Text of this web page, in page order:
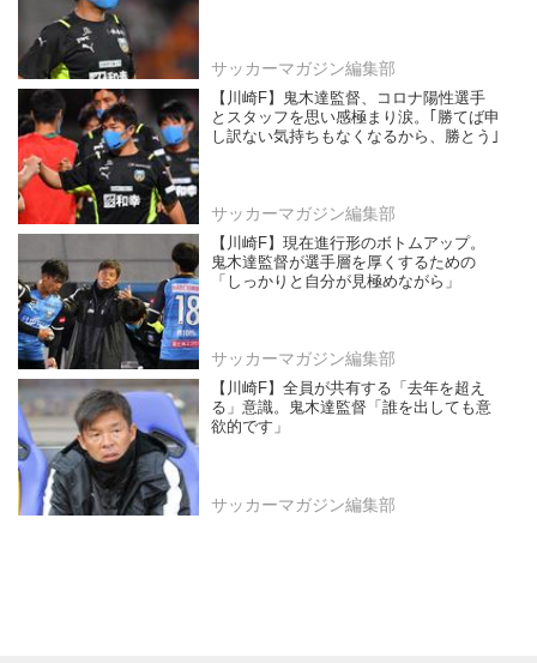
サッカーマガジン編集部
【川崎F】鬼木達監督、コロナ陽性選手
とスタッフを思い感極まり涙。｢勝てば申
し訳ない気持ちもなくなるから、勝とう｣
サッカーマガジン編集部
【川崎F】現在進行形のボトムアップ。
鬼木達監督が選手層を厚くするための
「しっかりと自分が見極めながら」
サッカーマガジン編集部
【川崎F】全員が共有する「去年を超え
る」意識。鬼木達監督「誰を出しても意
欲的です」
サッカーマガジン編集部